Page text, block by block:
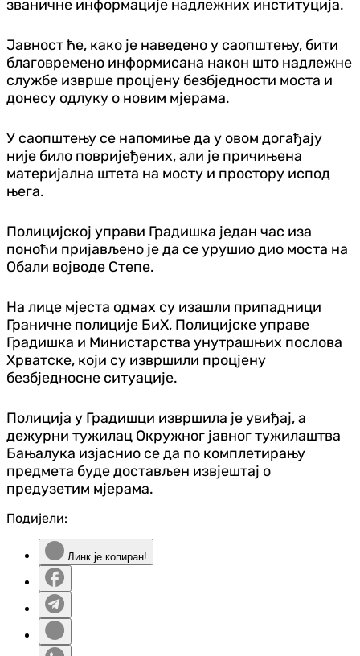
званичне информације надлежних институција.
Јавност ће, како је наведено у саопштењу, бити
благовремено информисана након што надлежне
службе изврше процјену безбједности моста и
донесу одлуку о новим мјерама.
У саопштењу се напомиње да у овом догађају
није било повријеђених, али је причињена
материјална штета на мосту и простору испод
њега.
Полицијској управи Градишка један час иза
поноћи пријављено је да се урушио дио моста на
Обали војводе Степе.
На лице мјеста одмах су изашли припадници
Граничне полиције БиХ, Полицијске управе
Градишка и Министарства унутрашњих послова
Хрватске, који су извршили процјену
безбједносне ситуације.
Полиција у Градишци извршила је увиђај, а
дежурни тужилац Окружног јавног тужилаштва
Бањалука изјаснио се да по комплетирању
предмета буде достављен извјештај о
предузетим мјерама.
Подијели:
Линк је копиран!